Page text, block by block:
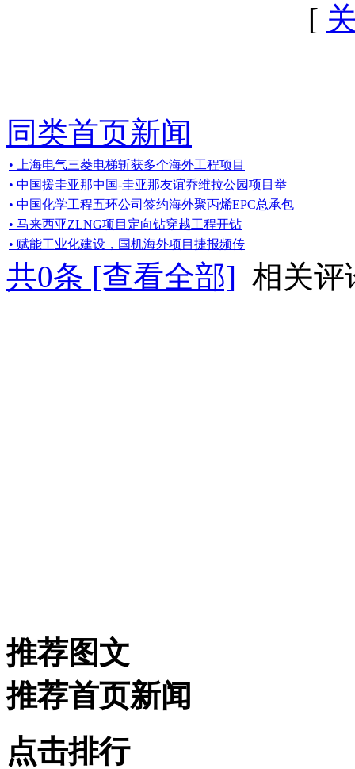
[
同类首页新闻
• 上海电气三菱电梯斩获多个海外工程项目
• 中国援圭亚那中国-圭亚那友谊乔维拉公园项目举
• 中国化学工程五环公司签约海外聚丙烯EPC总承包
• 马来西亚ZLNG项目定向钻穿越工程开钻
• 赋能工业化建设，国机海外项目捷报频传
共0条 [查看全部] 相关评
推荐图文
推荐首页新闻
点击排行